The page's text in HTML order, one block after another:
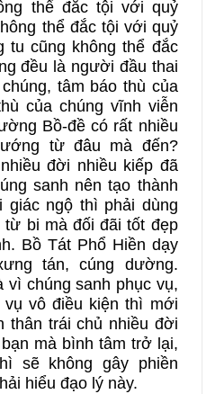
thể đắc tội với quỷ
thể đắc tội với quỷ
tu cũng không thể đắc
đều là người đầu thai
tâm báo thù của
của chúng vĩnh viễn
Bồ-đề có rất nhiều
từ đâu mà đến?
đời nhiều kiếp đã
sanh nên tạo thành
giác ngộ thì phải dùng
từ bi mà đối đãi tốt đẹp
Bồ Tát Phổ Hiền dạy
tán, cúng dường.
vì chúng sanh phục vụ,
vô điều kiện thì mới
thân trái chủ nhiều đời
mà bình tâm trở lại,
sẽ không gây phiền
hiểu đạo lý này.